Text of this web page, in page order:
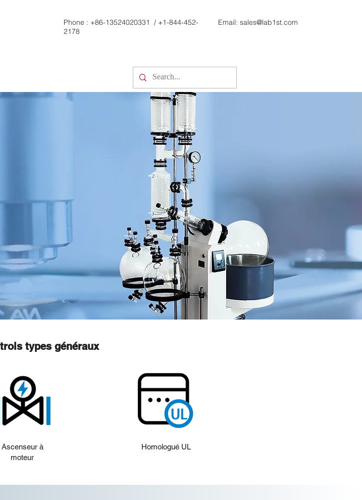
Phone : +86-13524020331 / +1-844-452-
2178
Email: sales@lab1st.com
types généraux
Ascenseur à
moteur
Homologué UL